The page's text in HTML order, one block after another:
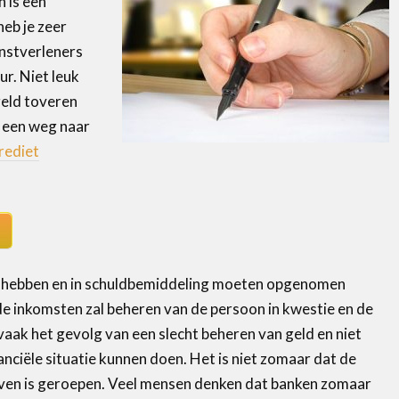
je zeer
Niet leuk
toveren
weg naar
en in schuldbemiddeling moeten opgenomen
inkomsten zal beheren van de persoon in kwestie en de
het gevolg van een slecht beheren van geld en niet
situatie kunnen doen. Het is niet zomaar dat de
is geroepen. Veel mensen denken dat banken zomaar